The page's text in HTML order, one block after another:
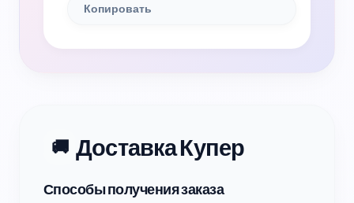
Копировать
🚚 Доставка Купер
Способы получения заказа